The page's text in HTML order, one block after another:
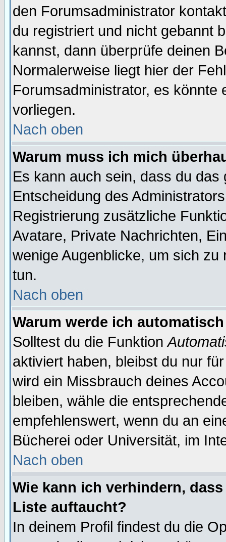
den Forumsadministrator
du registriert und nicht gebannt
kannst, dann überprüfe deinen
Normalerweise liegt hier der
Forumsadministrator, es könnte
vorliegen.
Nach oben
Warum muss ich mich
Es kann auch sein, dass du
Entscheidung des
Registrierung zusätzliche
Avatare, Private Nachrichten,
wenige Augenblicke, um sich
tun.
Nach oben
Warum werde ich
Solltest du die Funktion
aktiviert haben, bleibst du nur
wird ein Missbrauch deines
bleiben, wähle die
empfehlenswert, wenn du an
Bücherei oder Universität, im
Nach oben
Wie kann ich verhindern,
Liste auftaucht?
In deinem Profil findest du die